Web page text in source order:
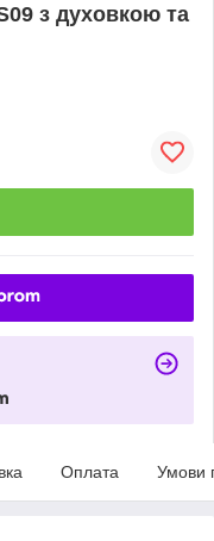
з духовкою та
Оплата Умови